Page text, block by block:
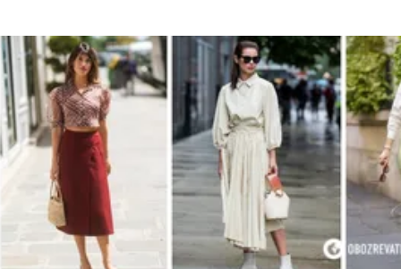
Polityka
Społeczeństwo
Wojna na Ukrainie